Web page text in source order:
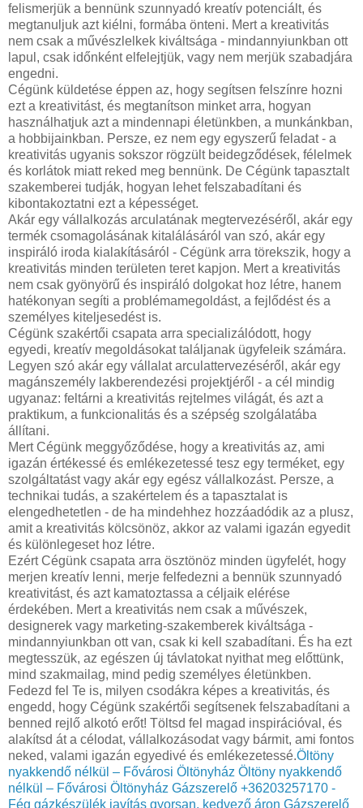
felismerjük a bennünk szunnyadó kreatív potenciált, és
megtanuljuk azt kiélni, formába önteni. Mert a kreativitás
nem csak a művészlelkek kiváltsága - mindannyiunkban ott
lapul, csak időnként elfelejtjük, vagy nem merjük szabadjára
engedni.
Cégünk küldetése éppen az, hogy segítsen felszínre hozni
ezt a kreativitást, és megtanítson minket arra, hogyan
használhatjuk azt a mindennapi életünkben, a munkánkban,
a hobbijainkban. Persze, ez nem egy egyszerű feladat - a
kreativitás ugyanis sokszor rögzült beidegződések, félelmek
és korlátok miatt reked meg bennünk. De Cégünk tapasztalt
szakemberei tudják, hogyan lehet felszabadítani és
kibontakoztatni ezt a képességet.
Akár egy vállalkozás arculatának megtervezéséről, akár egy
termék csomagolásának kitalálásáról van szó, akár egy
inspiráló iroda kialakításáról - Cégünk arra törekszik, hogy a
kreativitás minden területen teret kapjon. Mert a kreativitás
nem csak gyönyörű és inspiráló dolgokat hoz létre, hanem
hatékonyan segíti a problémamegoldást, a fejlődést és a
személyes kiteljesedést is.
Cégünk szakértői csapata arra specializálódott, hogy
egyedi, kreatív megoldásokat találjanak ügyfeleik számára.
Legyen szó akár egy vállalat arculattervezéséről, akár egy
magánszemély lakberendezési projektjéről - a cél mindig
ugyanaz: feltárni a kreativitás rejtelmes világát, és azt a
praktikum, a funkcionalitás és a szépség szolgálatába
állítani.
Mert Cégünk meggyőződése, hogy a kreativitás az, ami
igazán értékessé és emlékezetessé tesz egy terméket, egy
szolgáltatást vagy akár egy egész vállalkozást. Persze, a
technikai tudás, a szakértelem és a tapasztalat is
elengedhetetlen - de ha mindehhez hozzáadódik az a plusz,
amit a kreativitás kölcsönöz, akkor az valami igazán egyedit
és különlegeset hoz létre.
Ezért Cégünk csapata arra ösztönöz minden ügyfelét, hogy
merjen kreatív lenni, merje felfedezni a bennük szunnyadó
kreativitást, és azt kamatoztassa a céljaik elérése
érdekében. Mert a kreativitás nem csak a művészek,
designerek vagy marketing-szakemberek kiváltsága -
mindannyiunkban ott van, csak ki kell szabadítani. És ha ezt
megtesszük, az egészen új távlatokat nyithat meg előttünk,
mind szakmailag, mind pedig személyes életünkben.
Fedezd fel Te is, milyen csodákra képes a kreativitás, és
engedd, hogy Cégünk szakértői segítsenek felszabadítani a
benned rejlő alkotó erőt! Töltsd fel magad inspirációval, és
alakítsd át a célodat, vállalkozásodat vagy bármit, ami fontos
neked, valami igazán egyedivé és emlékezetessé.Öltöny
nyakkendő nélkül – Fővárosi Öltönyház Öltöny nyakkendő
nélkül – Fővárosi Öltönyház Gázszerelő +36203257170 -
Fég gázkészülék javítás gyorsan, kedvező áron Gázszerelő